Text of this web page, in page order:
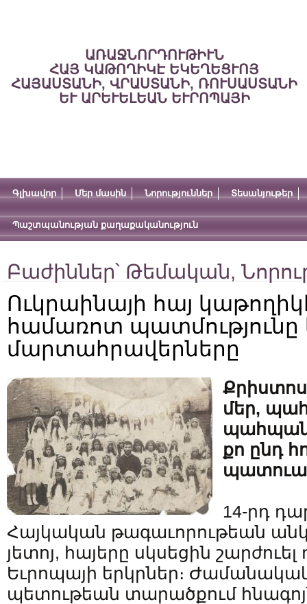
ԱՌԱՋՆՈՐԴՈՒԹԻՒՆ
ՀԱՅ ԿԱԹՈՂԻԿԷ ԵԿԵՂԵՑՒՈՅ
ՀԱՅԱՍՏԱՆԻ, ՎՐԱՍՏԱՆԻ, ՌՈՒՍԱՍՏԱՆԻ
ԵՒ ԱՐԵՒԵԼԵԱՆ ԵՒՐՈՊԱՅԻ
Գլխավոր Մեր մասին Նորություններ Տեսանյութեր
Պաշտպանության քաղաքականություն
Բաժիններ՝ Թեմական,
Ուկրաինայի հայ
համառոտ պատմությունը
մարտահրավերները
մեր,
քո ընդ
14-րդ
Հայկական թագաւորութեան
յետոյ, հայերը սկսեցին
Եւրոպայի երկրներ։
պետութեան տարածքում